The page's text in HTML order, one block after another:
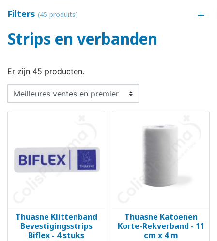
Filters (45 produits)
Strips en verbanden
Er zijn 45 producten.
Thuasne Klittenband
Bevestigingsstrips
Biflex - 4 stuks
Thuasne Katoenen
Korte-Rekverband - 11
cm x 4 m